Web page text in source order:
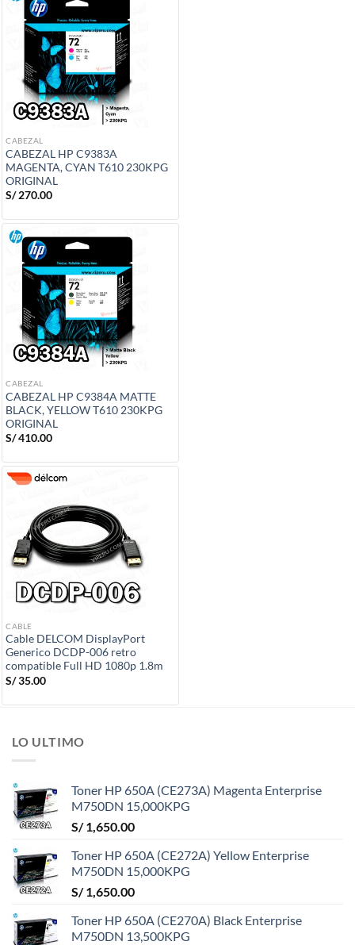
CABEZAL
CABEZAL HP C9383A
MAGENTA, CYAN T610 230KPG
ORIGINAL
S/270.00
CABEZAL
CABEZAL HP C9384A MATTE
BLACK, YELLOW T610 230KPG
ORIGINAL
S/410.00
CABLE
Cable DELCOM DisplayPort
Generico DCDP-006 retro
compatible Full HD 1080p 1.8m
S/35.00
LO ULTIMO
Toner HP 650A (CE273A) Magenta Enterprise
M750DN 15,000KPG
S/1,650.00
Toner HP 650A (CE272A) Yellow Enterprise
M750DN 15,000KPG
S/1,650.00
Toner HP 650A (CE270A) Black Enterprise
M750DN 13,500KPG